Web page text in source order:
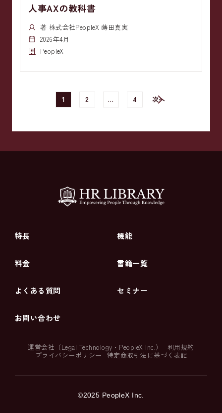
人事AXの教科書
著 株式会社PeopleX 蒔田真実
2026年4月
PeopleX
1 2 … 4 次へ
特長 機能
料金 書籍一覧
よくある質問 セミナー
お問い合わせ
運営会社（Legal Technology ・ PeopleX Inc.）
利用規約
プライバシーポリシー
特定商取引法に基づく表記
©2025 PeopleX Inc.